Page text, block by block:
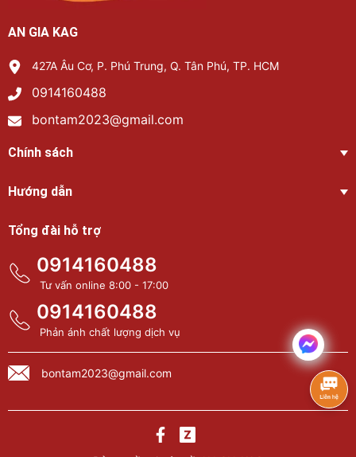
AN GIA KAG
427A Âu Cơ, P. Phú Trung, Q. Tân Phú, TP. HCM
0914160488
bontam2023@gmail.com
Chính sách
Hướng dẫn
Tổng đài hỗ trợ
0914160488
Tư vấn online 8:00 - 17:00
0914160488
Phản ánh chất lượng dịch vụ
bontam2023@gmail.com